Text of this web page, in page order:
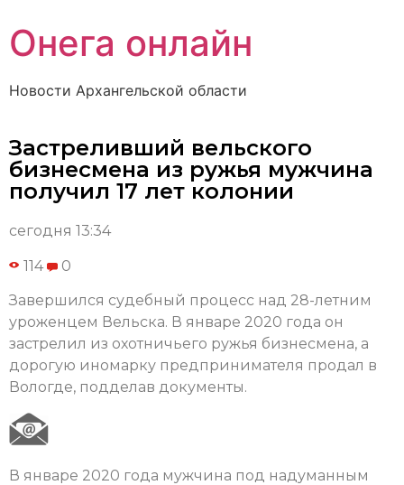
Онега онлайн
Новости Архангельской области
Застреливший вельского
бизнесмена из ружья мужчина
получил 17 лет колонии
сегодня 13:34
114 0
Завершился судебный процесс над 28-летним
уроженцем Вельска. В январе 2020 года он
застрелил из охотничьего ружья бизнесмена, а
дорогую иномарку предпринимателя продал в
Вологде, подделав документы.
В январе 2020 года мужчина под надуманным